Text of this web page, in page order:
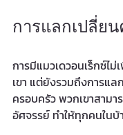
การแลกเปลี่ย
การมีแมวเดวอนเร็กซ์ไ
เขา แต่ยังรวมถึงการแ
ครอบครัว พวกเขาสาม
อัศจรรย์ ทำให้ทุกคนใน